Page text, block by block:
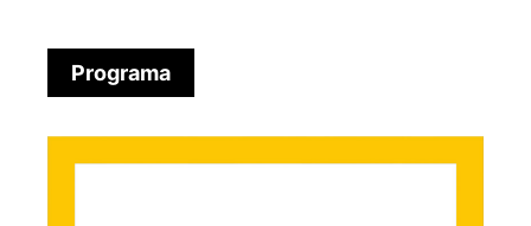
Programa